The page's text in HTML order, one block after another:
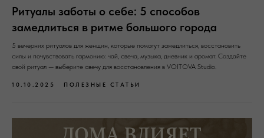
Ритуалы заботы о себе: 5 способов
замедлиться в ритме большого города
5 вечерних ритуалов для женщин, которые помогут замедлиться, восстановить
силы и почувствовать гармонию: чай, свеча, музыка, дневник и аромат. Создайте
свой ритуал — выберите свечу для восстановления в VOITOVA Studio.
10.10.2025 ПОЛЕЗНЫЕ СТАТЬИ